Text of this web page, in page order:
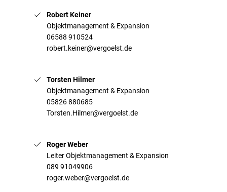
Robert Keiner
Objektmanagement & Expansion
06588 910524
robert.keiner@vergoelst.de
Torsten Hilmer
Objektmanagement & Expansion
05826 880685
Torsten.Hilmer@vergoelst.de
Roger Weber
Leiter Objektmanagement & Expansion
089 91049906
roger.weber@vergoelst.de